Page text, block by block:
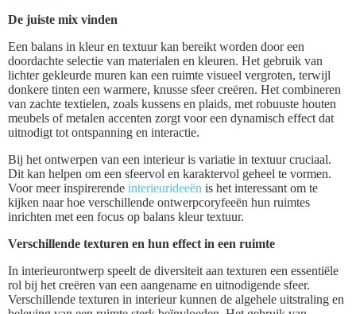
De juiste mix vinden
Een balans in kleur en textuur kan bereikt worden door een
doordachte selectie van materialen en kleuren. Het gebruik van
lichter gekleurde muren kan een ruimte visueel vergroten, terwijl
donkere tinten een warmere, knusse sfeer creëren. Het combineren
van zachte textielen, zoals kussens en plaids, met robuuste houten
meubels of metalen accenten zorgt voor een dynamisch effect dat
uitnodigt tot ontspanning en interactie.
Bij het ontwerpen van een interieur is variatie in textuur cruciaal.
Dit kan helpen om een sfeervol en karaktervol geheel te vormen.
Voor meer inspirerende interieurideeën is het interessant om te
kijken naar hoe verschillende ontwerpcoryfeeën hun ruimtes
inrichten met een focus op balans kleur textuur.
Verschillende texturen en hun effect in een ruimte
In interieurontwerp speelt de diversiteit aan texturen een essentiële
rol bij het creëren van een aangename en uitnodigende sfeer.
Verschillende texturen in interieur kunnen de algehele uitstraling en